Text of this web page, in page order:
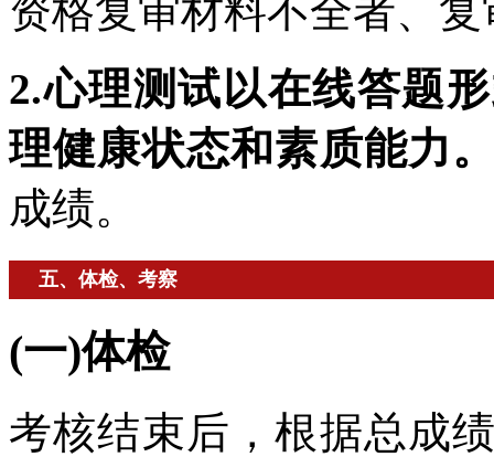
资格复审材料不全者、
2.心理测试以在线答题
理健康状态和素质能力
成绩。
五、体检、考察
(一)体检
考核结束后，根据总成